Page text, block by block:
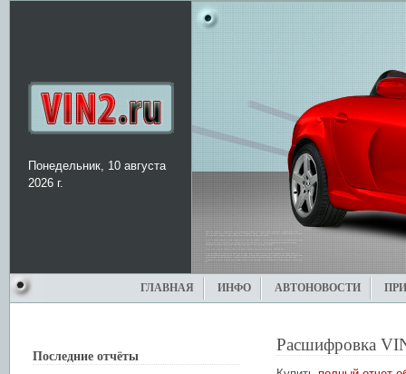
Понедельник, 10 августа
2026 г.
ГЛАВНАЯ ИНФО АВТОНОВОСТИ
Последние отчёты
Расшифровка